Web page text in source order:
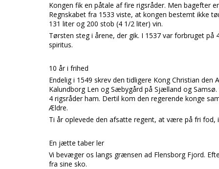
Kongen fik en påtale af fire rigsråder. Men bagefter
Regnskabet fra 1533 viste, at kongen bestemt ikke
131 liter og 200 stob (4 1/2 liter) vin.
Tørsten steg i årene, der gik. I 1537 var forbruget
spiritus.
10 år i frihed
Endelig i 1549 skrev den tidligere Kong Christian
Kalundborg Len og Sæbygård på Sjælland og
4 rigsråder ham. Dertil kom den regerende konge
Ældre.
Ti år oplevede den afsatte regent, at være på fri fod,
En jætte taber ler
Vi bevæger os langs grænsen ad Flensborg Fjord.
fra sine sko.